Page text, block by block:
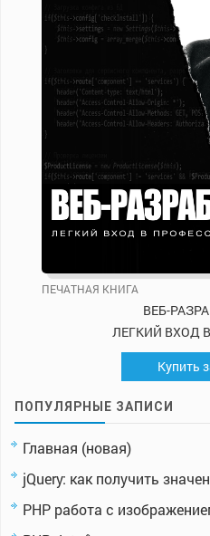
ПЕЧАТНАЯ КНИГА
ВЕБ-
ЛЕГКИЙ ВХОД
Купить
ПОПУЛЯРНЫЕ ЗАПИСИ
Главная (новая)
jQuery: как получить
PHP работа с